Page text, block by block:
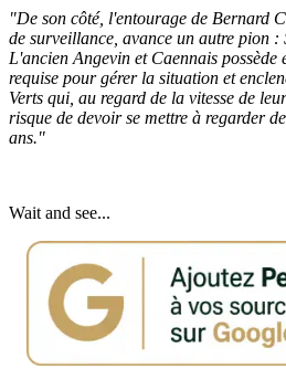
"De son côté, l'entourage de Bernard
de surveillance, avance un autre pion :
L'ancien Angevin et Caennais possède
requise pour gérer la situation et
Verts qui, au regard de la vitesse de
risque de devoir se mettre à regarder
ans."
Wait and see...